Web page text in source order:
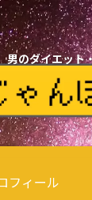
男のダイエット
フィール